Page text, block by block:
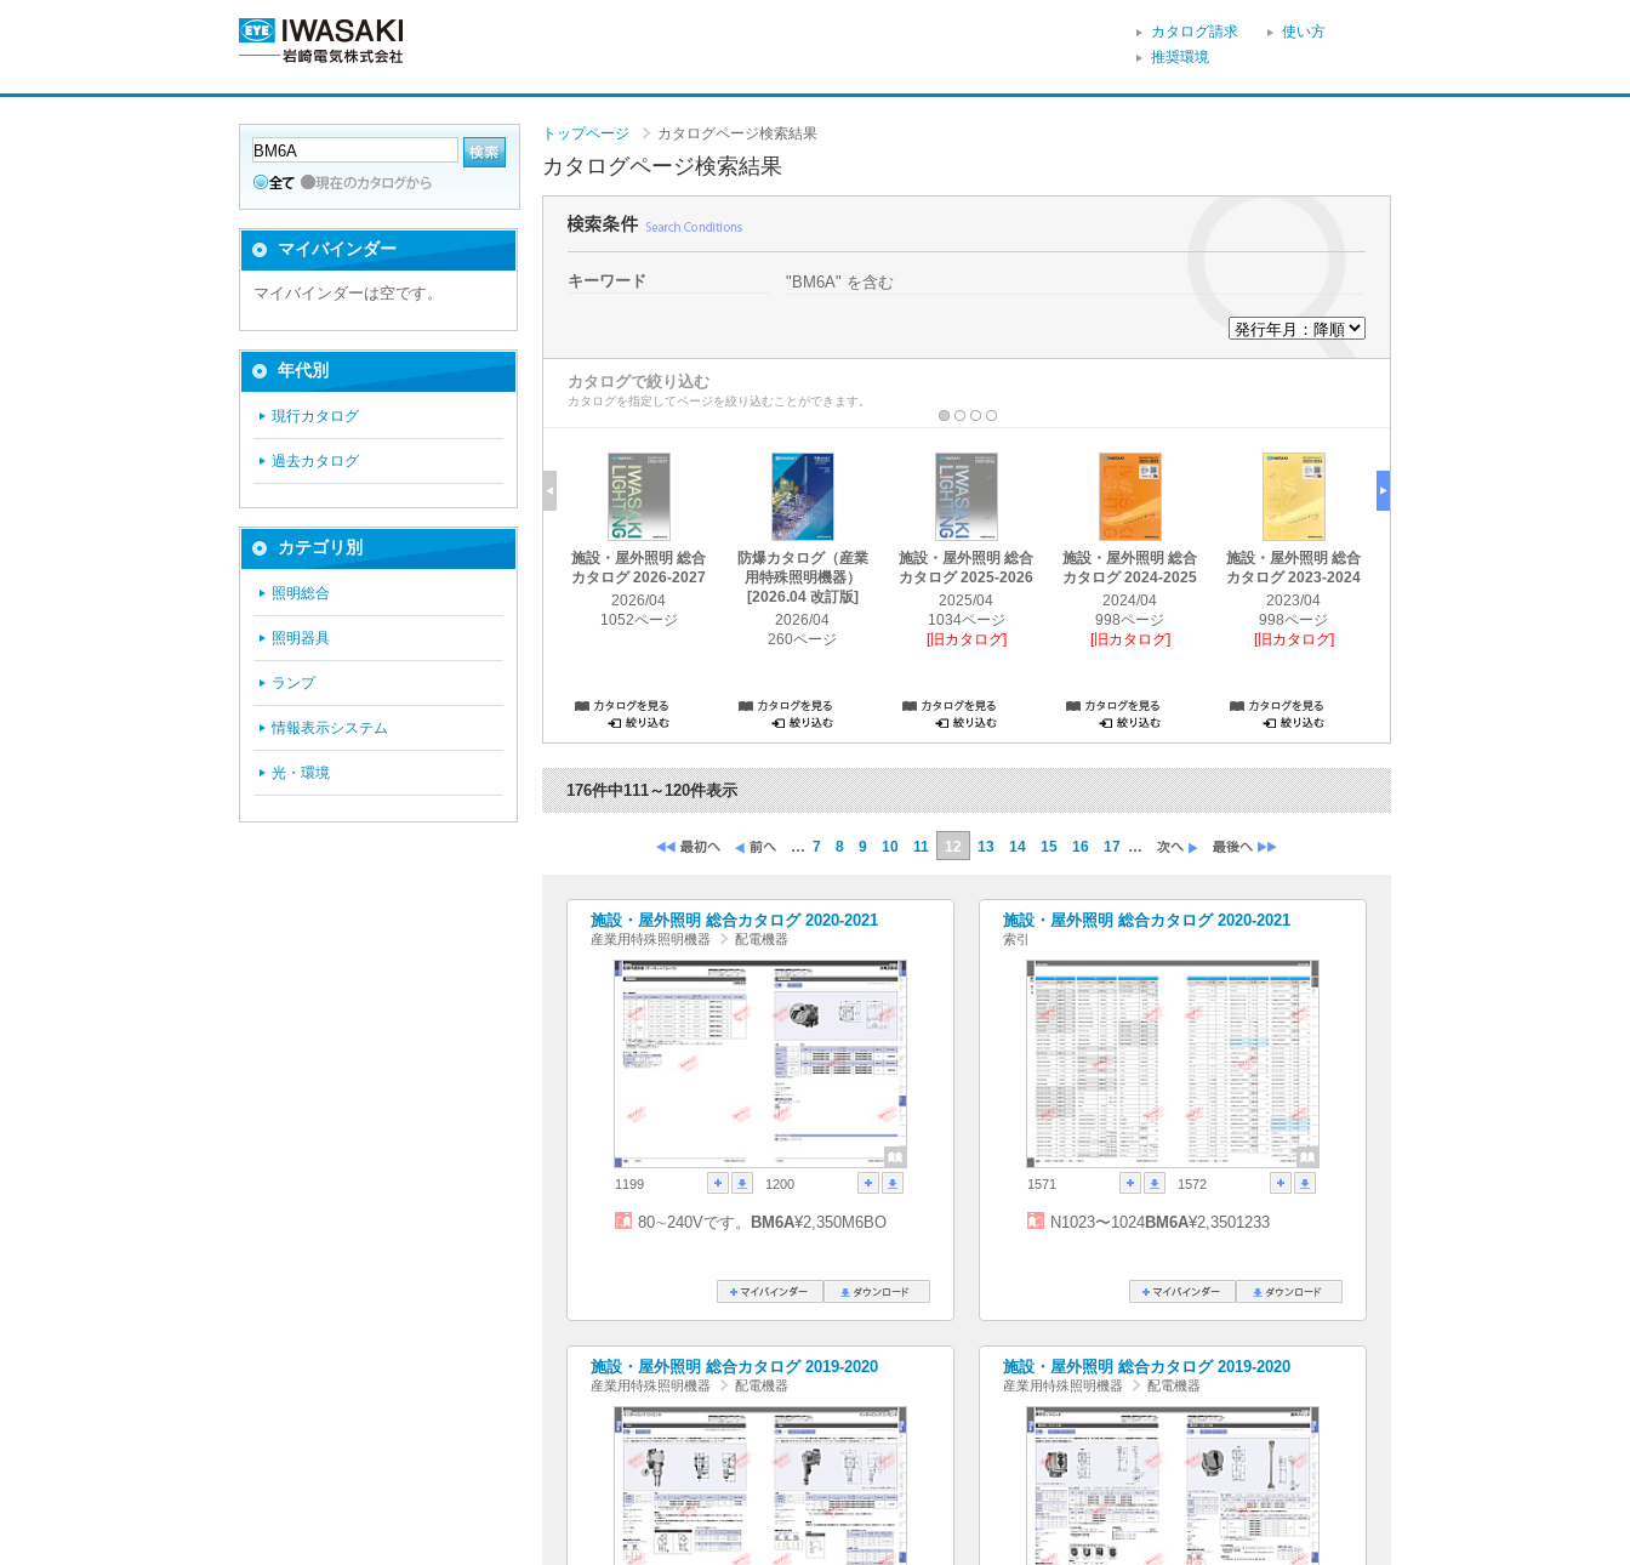
カタログ請求
使い方
推奨環境
トップページ カタログページ検索結果
カタログページ検索結果
キーワード "BM6A" を含む
カタログで絞り込む
カタログを指定してページを絞り込むことができます。
施設・屋外照明 総合
カタログ 2026-2027
2026/04
1052ページ
防爆カタログ（産業
用特殊照明機器）
[2026.04 改訂版]
2026/04
260ページ
施設・屋外照明 総合
カタログ 2025-2026
2025/04
1034ページ
[旧カタログ]
施設・屋外照明 総合
カタログ 2024-2025
2024/04
998ページ
[旧カタログ]
施設・屋外照明 総合
カタログ 2023-2024
2023/04
998ページ
[旧カタログ]
176件中111～120件表示
… 7 8 9 10 11 12 13 14 15 16 17 …
施設・屋外照明 総合カタログ 2020-2021
産業用特殊照明機器 配電機器
1199 1200
80∼240Vです。 BM6A¥2,350M6BO
施設・屋外照明 総合カタログ 2020-2021
索引
1571 1572
N1023〜1024BM6A¥2,3501233
施設・屋外照明 総合カタログ 2019-2020
産業用特殊照明機器 配電機器
施設・屋外照明 総合カタログ 2019-2020
産業用特殊照明機器 配電機器
マイバインダー
マイバインダーは空です。
年代別
現行カタログ
過去カタログ
カテゴリ別
照明総合
照明器具
ランプ
情報表示システム
光・環境